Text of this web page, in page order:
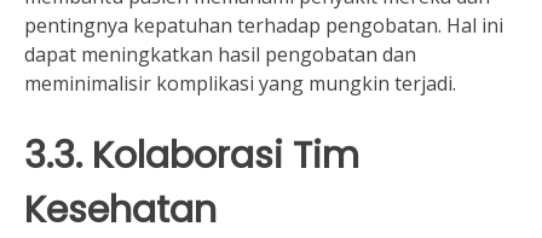
pentingnya kepatuhan terhadap pengobatan. Hal ini
dapat meningkatkan hasil pengobatan dan
meminimalisir komplikasi yang mungkin terjadi.
3.3. Kolaborasi Tim
Kesehatan